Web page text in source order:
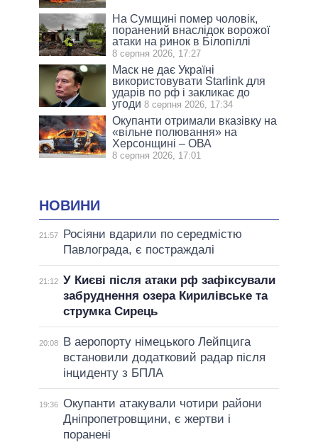
На Сумщині помер чоловік,
поранений внаслідок ворожої
атаки на ринок в Білопіллі
8 серпня 2026, 17:27
Маск не дає Україні
використовувати Starlink для
ударів по рф і закликає до
угоди 8 серпня 2026, 17:34
Окупанти отримали вказівку на
«вільне полювання» на
Херсонщині – ОВА
8 серпня 2026, 17:01
НОВИНИ
21:57
Росіяни вдарили по середмістю
Павлограда, є постраждалі
21:12 У Києві після атаки рф зафіксували
забруднення озера Кирилівське та
струмка Сирець
20:08
В аеропорту німецького Лейпцига
встановили додатковий радар після
інциденту з БПЛА
19:36 Окупанти атакували чотири райони
Дніпропетровщини, є жертви і
поранені